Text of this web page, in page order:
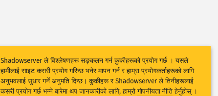
Shadowserver ले विश्लेषणहरू सङ्कलन गर्न कुकीहरूको प्रयोग गर्छ । यसले
हामीलाई साइट कसरी प्रयोग गरिन्छ भनेर मापन गर्न र हाम्रा प्रयोगकर्ताहरूको लागि
अनुभवलाई सुधार गर्ने अनुमति दिन्छ। कुकीहरू र Shadowserver ले तिनीहरूलाई
कसरी प्रयोग गर्छ भन्ने बारेमा थप जानकारीको लागि, हाम्रोगोपनीयता नीति हेर्नुहोस् ।